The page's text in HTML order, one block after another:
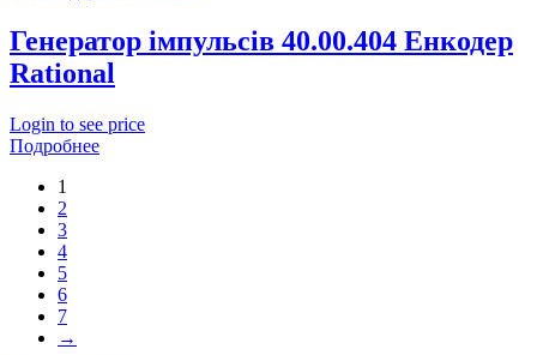
Генератор імпульсів 40.00.404 Енкодер
Rational
Login to see price
Подробнее
1
2
3
4
5
6
7
→